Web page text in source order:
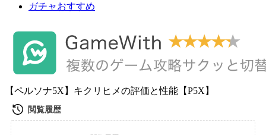
ガチャおすすめ
【ペルソナ5X】キクリヒメの評価と性能【P5X】